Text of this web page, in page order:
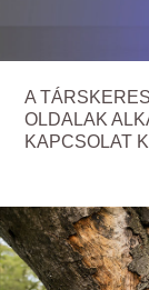
A
OLDALAK
KAPCSOLAT